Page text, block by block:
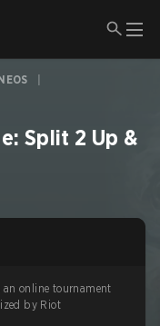
Split 2 Up &
an online tournament
by Riot